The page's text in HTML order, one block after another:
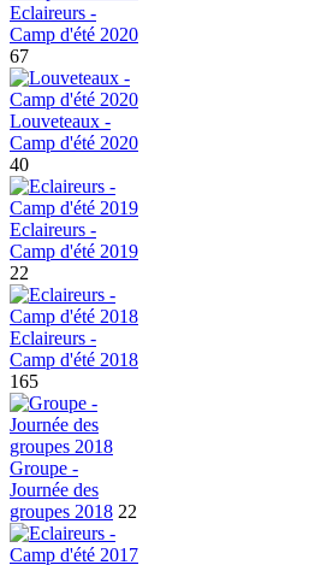
Eclaireurs -
Camp d'été 2020
67
Louveteaux -
Camp d'été 2020
40
Eclaireurs -
Camp d'été 2019
22
Eclaireurs -
Camp d'été 2018
165
Groupe -
Journée des
groupes 2018 22